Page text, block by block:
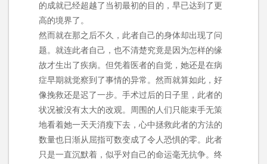
的成就已经超越了当初最初的目的，早已达到了更
高的境界了。
然而就在那之后不久，此者自己的身体却出现了问
题。就连此者自己，也不清楚究竟是因为怎样的缘
故才生出了疾病。但凭着医者的自觉，她还是在病
症早期就觉察到了事情的异常。然而就算如此，好
像挽救还是迟了一步。手术过后的日子里，此者的
状况被没有太大的改观。周围的人们只能束手无策
地看着她一天天消瘦下去，心中拯救此者的方法的
数量也日渐从屈指可数变成了令人恐惧的零。此者
只是一直沉默着，似乎对自己的命运毫无抗争。终